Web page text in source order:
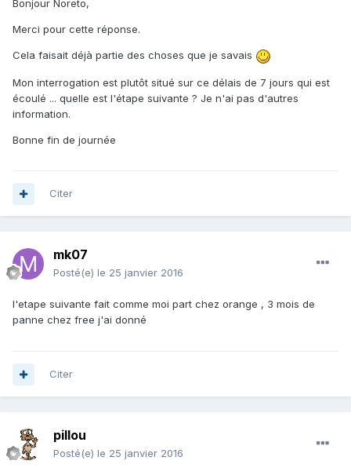
Bonjour Noreto,
Merci pour cette réponse.
Cela faisait déjà partie des choses que je savais
Mon interrogation est plutôt situé sur ce délais de 7 jours qui est
écoulé ... quelle est l'étape suivante ? Je n'ai pas d'autres
information.
Bonne fin de journée
Citer
mk07
Posté(e) le 25 janvier 2016
l'etape suivante fait comme moi part chez orange , 3 mois de
panne chez free j'ai donné
Citer
pillou
Posté(e) le 25 janvier 2016